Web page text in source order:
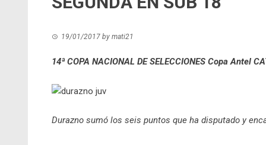
19/01/2017 by mati21
14ª COPA NACIONAL DE SELECCIONES Copa Antel
Durazno sumó los seis puntos que ha disputado y